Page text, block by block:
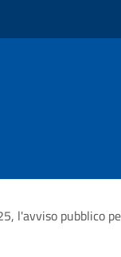
l'avviso pubblico